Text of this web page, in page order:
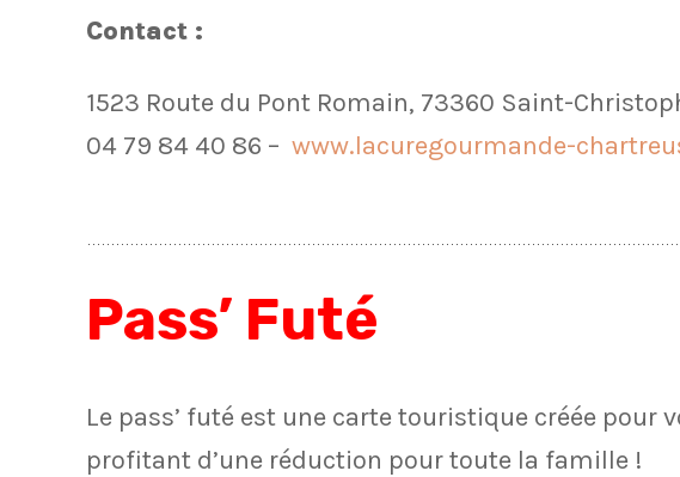
Contact :
1523 Route du Pont Romain, 73360 Saint-
04 79 84 40 86 – www.lacuregourmande-
Pass’ Futé
Le pass’ futé est une carte touristique créée
profitant d’une réduction pour toute la famille !